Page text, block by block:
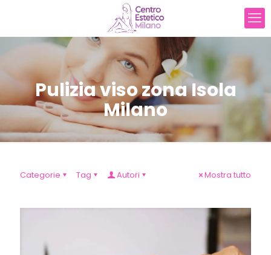
Pulizia viso zona Isola
Milano
Categorie Tag Autori Mostra tutto